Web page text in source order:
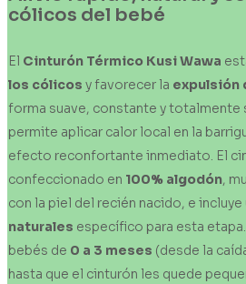
cólicos del bebé
El Cinturón Térmico Kusi Wawa
los cólicos y favorecer la expulsión
forma suave, constante y totalmente
permite aplicar calor local en la
efecto reconfortante inmediato. El
confeccionado en 100% algodón,
con la piel del recién nacido, e incluye
naturales específico para esta
bebés de 0 a 3 meses (desde la
hasta que el cinturón les quede